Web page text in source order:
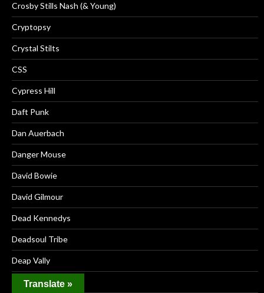
Crosby Stills Nash (& Young)
Cryptopsy
Crystal Stilts
CSS
Cypress Hill
Daft Punk
Dan Auerbach
Danger Mouse
David Bowie
David Gilmour
Dead Kennedys
Deadsoul Tribe
Deap Vally
Death
Translate »